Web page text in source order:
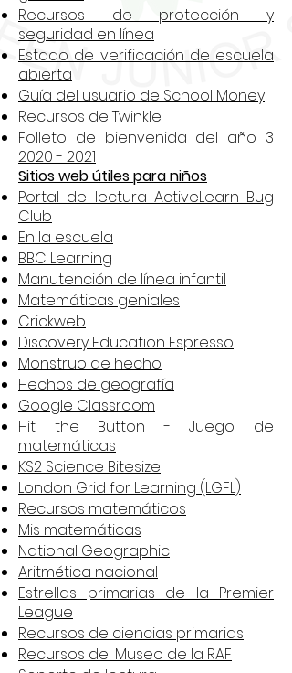
Recursos de protección y
seguridad en línea
Estado de verificación de escuela
abierta
Guía del usuario de School Money
Recursos de Twinkle
Folleto de bienvenida del año 3
2020 - 2021
Sitios web útiles para niños
Portal de lectura ActiveLearn Bug
Club
En la escuela
BBC Learning
Manutención de línea infantil
Matemáticas geniales
Crickweb
Discovery Education Espresso
Monstruo de hecho
Hechos de geografía
Google Classroom
Hit the Button - Juego de
matemáticas
KS2 Science Bitesize
London Grid for Learning (LGFL)
Recursos matemáticos
Mis matemáticas
National Geographic
Aritmética nacional
Estrellas primarias de la Premier
League
Recursos de ciencias primarias
Recursos del Museo de la RAF